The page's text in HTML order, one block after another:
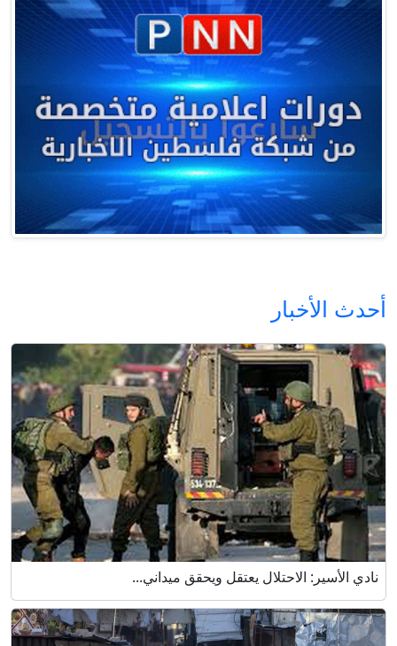
أحدث الأخبار
نادي الأسير: الاحتلال يعتقل ويحقق ميداني...